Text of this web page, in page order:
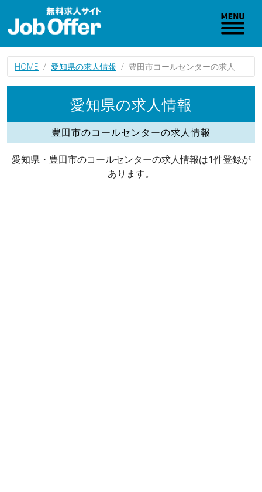
HOME 愛知県の求人情報 豊田市コールセンターの求人
愛知県の求人情報
豊田市のコールセンターの求人情報
愛知県・豊田市のコールセンターの求人情報は1件登録が
あります。